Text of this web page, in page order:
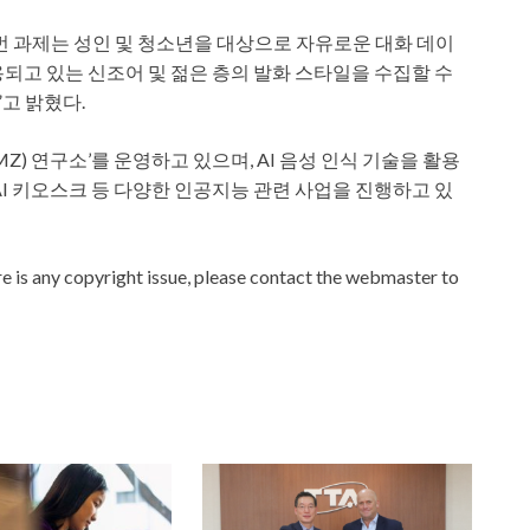
과제는 성인 및 청소년을 대상으로 자유로운 대화 데이
고 있는 신조어 및 젊은 층의 발화 스타일을 수집할 수
밝혔다.
연구소’를 운영하고 있으며, AI 음성 인식 기술을 활용
키오스크 등 다양한 인공지능 관련 사업을 진행하고 있
any copyright issue, please contact the webmaster to